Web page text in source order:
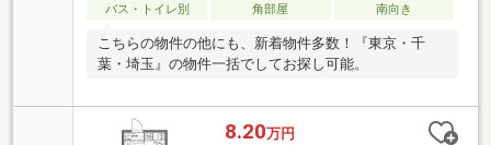
バス・トイレ別
角部屋 南向き
こちらの物件の他にも、新着物件多数！『東京・千
葉・埼玉』の物件一括でしてお探し可能。
8.20万円